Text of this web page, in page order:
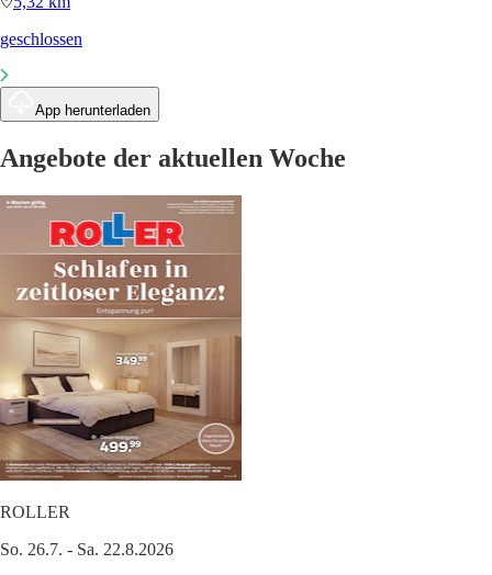
geschlossen
App herunterladen
Angebote der aktuellen Woche
ROLLER
So. 26.7. - Sa. 22.8.2026